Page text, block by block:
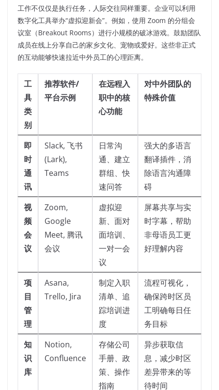
工作不仅仅是执行任务，人际交往同样重要。企业可以利用
数字化工具举办“虚拟迎新会”。例如，使用 Zoom 的分组会
议室（Breakout Rooms）进行小规模的破冰游戏。鼓励团队
成员在线上分享自己的家乡文化、宠物或爱好。这些非正式
的互动能够快速拉近中外员工的心理距离。
工
具
类
别
推荐软件/
平台示例
在远程入
职中的核
心功能
对中外团队的
特殊价值
即
时
通
讯
Slack, 飞书
(Lark),
Teams
日常沟
通、建立
群组、快
速问答
强大的多语言
翻译插件，消
除语言沟通障
碍
视
频
会
议
Zoom,
Google
Meet, 腾讯
会议
虚拟迎
新、面对
面培训、
一对一会
议
屏幕共享与实
时字幕，帮助
非母语员工更
好理解内容
项
目
管
理
Asana,
Trello, Jira
制定入职
清单、追
踪培训进
度
流程可视化，
确保跨时区员
工明确每日任
务目标
知
识
库
Notion,
Confluence
存储公司
手册、政
策、操作
指南
异步获取信
息，减少时区
差异带来的等
待时间